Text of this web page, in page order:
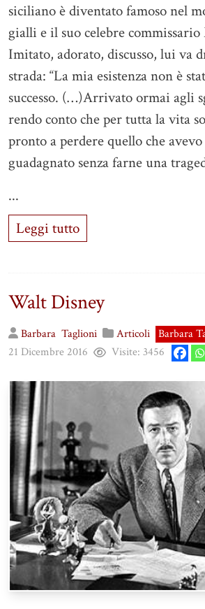
siciliano è diventato famoso nel
gialli e il suo celebre
Imitato, adorato, discusso, lui va
strada: “La mia esistenza non è
successo. (…)Arrivato ormai agli
rendo conto che per tutta la vita
pronto a perdere quello che
guadagnato senza farne una
...
Leggi tutto
Walt Disney
Barbara Taglioni Articoli Barbara
21 Dicembre 2016
Visite: 3456